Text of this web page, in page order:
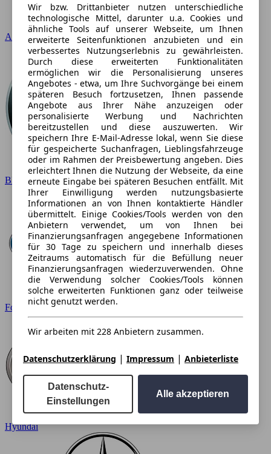
Audi
BMW
Ford
Hyundai
Wir bzw. Drittanbieter nutzen unterschiedliche
technologische Mittel, darunter u.a. Cookies und
ähnliche Tools auf unserer Webseite, um Ihnen
erweiterte Seitenfunktionen anzubieten und ein
verbessertes Nutzungserlebnis zu gewährleisten.
Durch diese erweiterten Funktionalitäten
ermöglichen wir die Personalisierung unseres
Angebotes - etwa, um Ihre Suchvorgänge bei einem
späteren Besuch fortzusetzen, Ihnen passende
Angebote aus Ihrer Nähe anzuzeigen oder
personalisierte Werbung und Nachrichten
bereitzustellen und diese auszuwerten. Wir
speichern Ihre E-Mail-Adresse lokal, wenn Sie diese
für gespeicherte Suchanfragen, Lieblingsfahrzeuge
oder im Rahmen der Preisbewertung angeben. Dies
erleichtert Ihnen die Nutzung der Webseite, da eine
erneute Eingabe bei späteren Besuchen entfällt. Mit
Ihrer Einwilligung werden nutzungsbasierte
Informationen an von Ihnen kontaktierte Händler
übermittelt. Einige Cookies/Tools werden von den
Anbietern verwendet, um von Ihnen bei
Finanzierungsanfragen angegebene Informationen
für 30 Tage zu speichern und innerhalb dieses
Zeitraums automatisch für die Befüllung neuer
Finanzierungsanfragen wiederzuverwenden. Ohne
die Verwendung solcher Cookies/Tools können
solche erweiterten Funktionen ganz oder teilweise
nicht genutzt werden.
Wir arbeiten mit 228 Anbietern zusammen.
Datenschutzerklärung | Impressum | Anbieterliste
Datenschutz-
Einstellungen
Alle akzeptieren